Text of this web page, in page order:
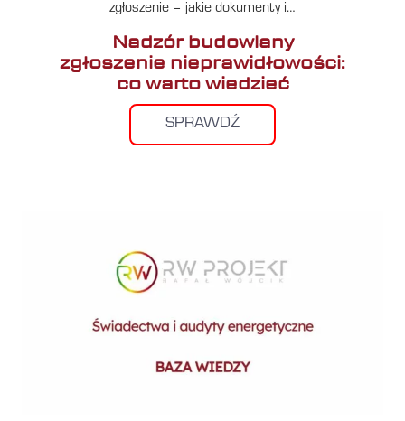
zgłoszenie – jakie dokumenty i…
Nadzór budowlany
zgłoszenie nieprawidłowości:
co warto wiedzieć
SPRAWDŹ